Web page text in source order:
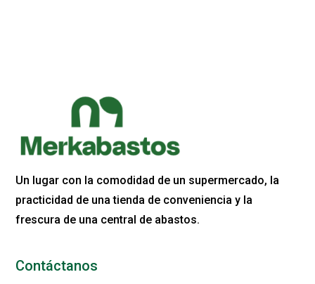
Un lugar con la comodidad de un supermercado, la
practicidad de una tienda de conveniencia y la
frescura de una central de abastos.
Contáctanos